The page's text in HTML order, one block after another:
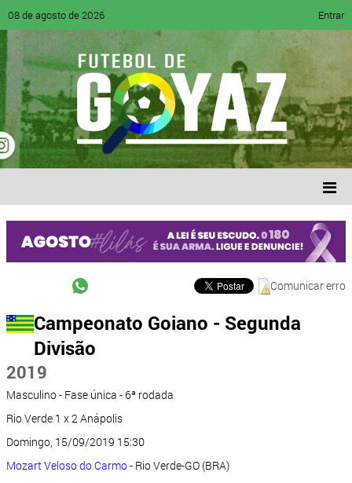
08 de agosto de 2026 Entrar
Comunicar erro
Campeonato Goiano - Segunda
Divisão
2019
Masculino - Fase única - 6ª rodada
Rio Verde 1 x 2 Anápolis
Domingo, 15/09/2019 15:30
Mozart Veloso do Carmo- Rio Verde-GO (BRA)